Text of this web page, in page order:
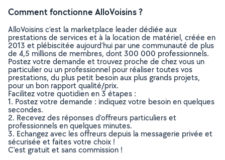
Comment fonctionne AlloVoisins ?
AlloVoisins c’est la marketplace leader dédiée aux
prestations de services et à la location de matériel, créée en
2013 et plébiscitée aujourd’hui par une communauté de plus
de 4,5 millions de membres, dont 300 000 professionnels.
Postez votre demande et trouvez proche de chez vous un
particulier ou un professionnel pour réaliser toutes vos
prestations, du plus petit besoin aux plus grands projets,
pour un bon rapport qualité/prix.
Facilitez votre quotidien en 3 étapes :
1. Postez votre demande : indiquez votre besoin en quelques
secondes.
2. Recevez des réponses d’offreurs particuliers et
professionnels en quelques minutes.
3. Echangez avec les offreurs depuis la messagerie privée et
sécurisée et faites votre choix !
C’est gratuit et sans commission !